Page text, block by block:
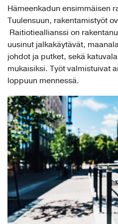
Hämeenkadun ensimmäisen
Tuulensuun, rakentamistyöt
Raitiotieallianssi on
uusinut jalkakäytävät,
johdot ja putket, sekä
mukaisiksi. Työt valmistuivat
loppuun mennessä.